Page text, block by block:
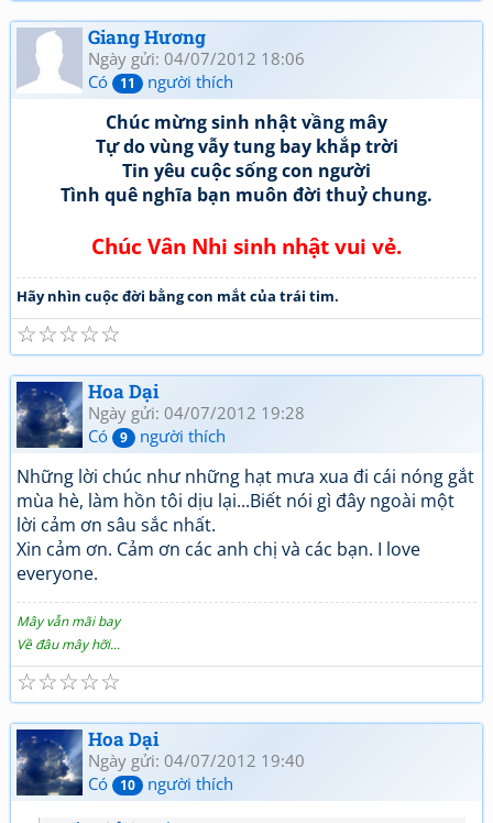
Giang Hương
Ngày gửi: 04/07/2012 18:06
Có
11 người thích
Chúc mừng sinh nhật vầng mây
Tự do vùng vẫy tung bay khắp trời
Tin yêu cuộc sống con người
Tình quê nghĩa bạn muôn đời thuỷ chung.
Chúc Vân Nhi sinh nhật vui vẻ.
Hãy nhìn cuộc đời bằng con mắt của trái tim.
☆
☆
☆
☆
☆
Hoa Dại
Ngày gửi: 04/07/2012 19:28
Có
9 người thích
Những lời chúc như những hạt mưa xua đi cái nóng gắt
mùa hè, làm hồn tôi dịu lại...Biết nói gì đây ngoài một
lời cảm ơn sâu sắc nhất.
Xin cảm ơn. Cảm ơn các anh chị và các bạn. I love
everyone.
Mây vẫn mãi bay
Về đâu mây hỡi...
☆
☆
☆
☆
☆
Hoa Dại
Ngày gửi: 04/07/2012 19:40
Có
10 người thích